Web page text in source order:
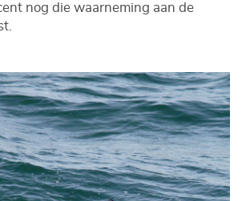
nog die waarneming aan de